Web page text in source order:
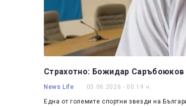
Страхотно: Божидар Саръбоюков
News Life 05.06.2026 - 00:19 ч.
Една от големите спортни звезди на